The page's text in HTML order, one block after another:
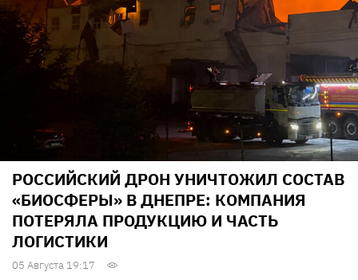
РОССИЙСКИЙ ДРОН УНИЧТОЖИЛ СОСТАВ
«БИОСФЕРЫ» В ДНЕПРЕ: КОМПАНИЯ
ПОТЕРЯЛА ПРОДУКЦИЮ И ЧАСТЬ
ЛОГИСТИКИ
05 Августа 19:17